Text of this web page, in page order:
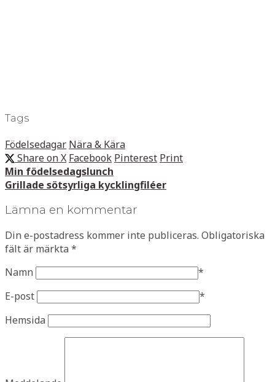
Tags
Födelsedagar Nära & Kära
Share on X Facebook Pinterest Print
Min födelsedagslunch
Grillade sötsyrliga kycklingfiléer
Lämna en kommentar
Din e-postadress kommer inte publiceras. Obligatoriska
fält är märkta *
Namn
*
E-post
*
Hemsida